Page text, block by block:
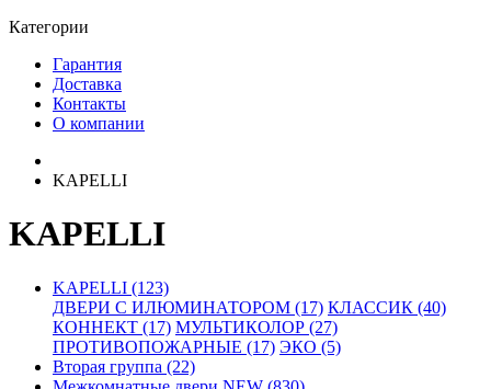
Категории
Гарантия
Доставка
Контакты
О компании
KAPELLI
KAPELLI
KAPELLI (123)
ДВЕРИ С ИЛЮМИНАТОРОМ (17) КЛАССИК (40)
КОННЕКТ (17) МУЛЬТИКОЛОР (27)
ПРОТИВОПОЖАРНЫЕ (17) ЭКО (5)
Вторая группа (22)